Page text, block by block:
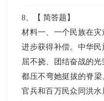
8 、【简答题 】
材料一、一个民族在
进步获得补偿。中华
屈不挠、团结奋战的光
都压不弯她挺拔的脊
官兵和百万民众同洪